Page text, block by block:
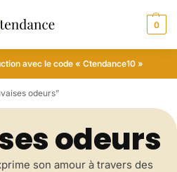
0
avec le code « Ctendance10 »
odeurs”
odeurs
son amour à travers des